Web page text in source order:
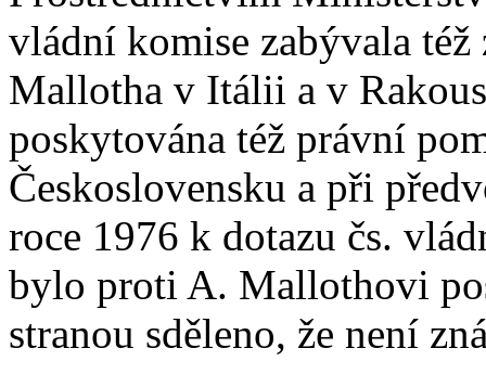
vládní komise zabývala
Mallotha v Itálii a v
poskytována též právní
Československu a při
roce 1976 k dotazu čs.
bylo proti A. Mallothovi
stranou sděleno, že není